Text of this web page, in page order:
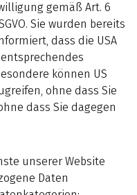
gemäß Art. 6
Sie wurden bereits
dass die USA
können US
ohne dass Sie
dass Sie dagegen
unserer Website
Daten